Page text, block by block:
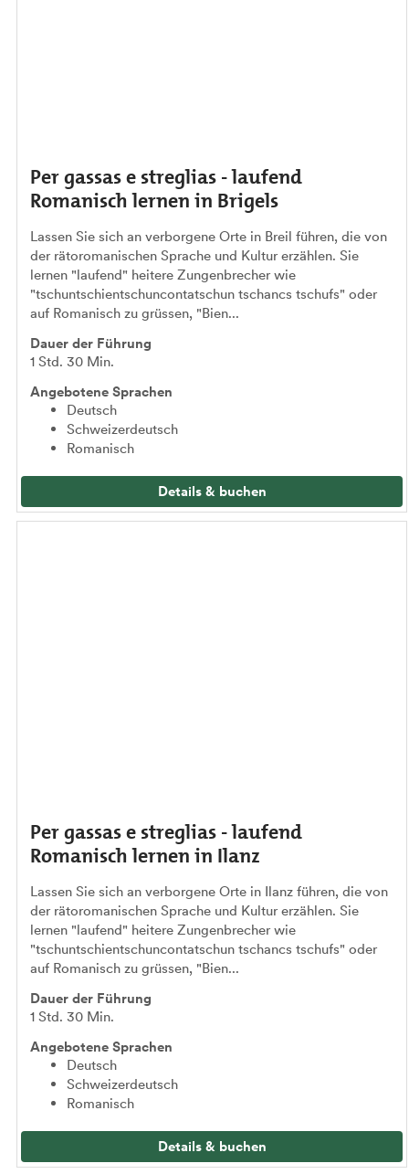
Per gassas e streglias - laufend
Romanisch lernen in Brigels
Lassen Sie sich an verborgene Orte in Breil führen, die von
der rätoromanischen Sprache und Kultur erzählen. Sie
lernen "laufend" heitere Zungenbrecher wie
"tschuntschientschuncontatschun tschancs tschufs" oder
auf Romanisch zu grüssen, "Bien...
Dauer der Führung
1 Std. 30 Min.
Angebotene Sprachen
Deutsch
Schweizerdeutsch
Romanisch
Details & buchen
Per gassas e streglias - laufend
Romanisch lernen in Ilanz
Lassen Sie sich an verborgene Orte in Ilanz führen, die von
der rätoromanischen Sprache und Kultur erzählen. Sie
lernen "laufend" heitere Zungenbrecher wie
"tschuntschientschuncontatschun tschancs tschufs" oder
auf Romanisch zu grüssen, "Bien...
Dauer der Führung
1 Std. 30 Min.
Angebotene Sprachen
Deutsch
Schweizerdeutsch
Romanisch
Details & buchen